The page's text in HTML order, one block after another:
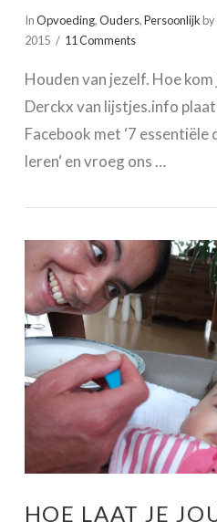
VIEW
InOpvoeding,Ouders,Persoonlijk
2015
11 Comments
Houden van jezelf. Hoe kom
Derckx van lijstjes.info
Facebook met ‘7
leren‘ en vroeg ons …
HOE LAAT JE